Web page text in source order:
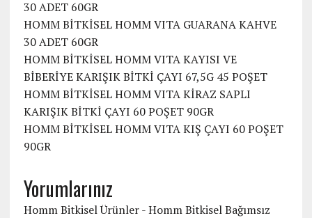
30 ADET 60GR
HOMM BİTKİSEL HOMM VITA GUARANA KAHVE
30 ADET 60GR
HOMM BİTKİSEL HOMM VITA KAYISI VE
BİBERİYE KARIŞIK BİTKİ ÇAYI 67,5G 45 POŞET
HOMM BİTKİSEL HOMM VITA KİRAZ SAPLI
KARIŞIK BİTKİ ÇAYI 60 POŞET 90GR
HOMM BİTKİSEL HOMM VITA KIŞ ÇAYI 60 POŞET
90GR
Yorumlarınız
Homm Bitkisel Ürünler - Homm Bitkisel Bağımsız